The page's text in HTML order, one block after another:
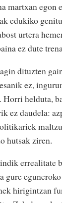
martxan egon
edukiko
urtera
ez dute
dituzten
ez,
helduta,
ez daudela:
hutsak ziren.
errealitate
gure
hirigintzan